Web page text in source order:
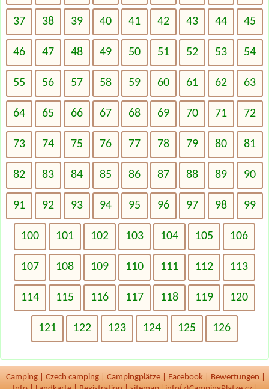
37 38 39 40 41 42 43 44 45
46 47 48 49 50 51 52 53 54
55 56 57 58 59 60 61 62 63
64 65 66 67 68 69 70 71 72
73 74 75 76 77 78 79 80 81
82 83 84 85 86 87 88 89 90
91 92 93 94 95 96 97 98 99
100 101 102 103 104 105 106
107 108 109 110 111 112 113
114 115 116 117 118 119 120
121 122 123 124 125 126
Camping Czech camping Campingplätze Facebook Bewertungen